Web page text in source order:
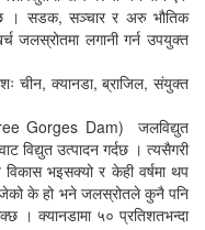
। सडक, सञ्चार र अरु भौतिक
जलस्रोतमा लगानी गर्न उपयुक्त
चीन, क्यानडा, ब्राजिल, संयुक्त
Gorges Dam) जलविद्युत
विद्युत उत्पादन गर्दछ । त्यसैगरी
भइसक्यो र केही वर्षमा थप
के हो भने जलस्रोतले कुनै पनि
। क्यानडामा ५० प्रतिशतभन्दा